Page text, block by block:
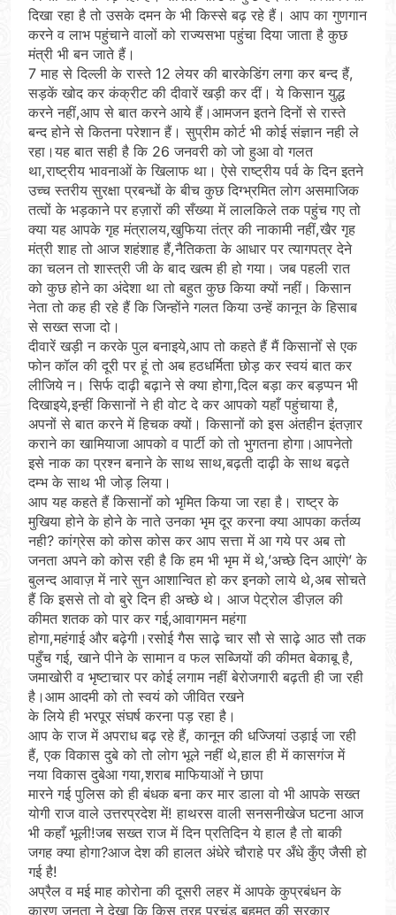
दिखा रहा है तो उसके दमन के भी किस्से बढ़ रहे हैं। आप का गुणगान
करने व लाभ पहुंचाने वालों को राज्यसभा पहुंचा दिया जाता है कुछ
मंत्री भी बन जाते हैं।
7 माह से दिल्ली के रास्ते 12 लेयर की बारकेडिंग लगा कर बन्द हैं,
सड़कें खोद कर कंक्रीट की दीवारें खड़ी कर दीं। ये किसान युद्ध
करने नहीं,आप से बात करने आये हैं।आमजन इतने दिनों से रास्ते
बन्द होने से कितना परेशान हैं। सुप्रीम कोर्ट भी कोई संज्ञान नही ले
रहा।यह बात सही है कि 26 जनवरी को जो हुआ वो गलत
था,राष्ट्रीय भावनाओं के खिलाफ था। ऐसे राष्ट्रीय पर्व के दिन इतने
उच्च स्तरीय सुरक्षा प्रबन्धों के बीच कुछ दिग्भ्रमित लोग असमाजिक
तत्वों के भड़काने पर हज़ारों की सँख्या में लालकिले तक पहुंच गए तो
क्या यह आपके गृह मंत्रालय,खुफिया तंत्र की नाकामी नहीं,खैर गृह
मंत्री शाह तो आज शहंशाह हैं,नैतिकता के आधार पर त्यागपत्र देने
का चलन तो शास्त्री जी के बाद खत्म ही हो गया। जब पहली रात
को कुछ होने का अंदेशा था तो बहुत कुछ किया क्यों नहीं। किसान
नेता तो कह ही रहे हैं कि जिन्होंने गलत किया उन्हें कानून के हिसाब
से सख्त सजा दो।
दीवारें खड़ी न करके पुल बनाइये,आप तो कहते हैं मैं किसानोँ से एक
फोन कॉल की दूरी पर हूं तो अब हठधर्मिता छोड़ कर स्वयं बात कर
लीजिये न। सिर्फ दाढ़ी बढ़ाने से क्या होगा,दिल बड़ा कर बड़प्पन भी
दिखाइये,इन्हीं किसानों ने ही वोट दे कर आपको यहाँ पहुंचाया है,
अपनों से बात करने में हिचक क्यों। किसानों को इस अंतहीन इंतज़ार
कराने का खामियाजा आपको व पार्टी को तो भुगतना होगा।आपनेतो
इसे नाक का प्रश्न बनाने के साथ साथ,बढ़ती दाढ़ी के साथ बढ़ते
दम्भ के साथ भी जोड़ लिया।
आप यह कहते हैं किसानोँ को भृमित किया जा रहा है। राष्ट्र के
मुखिया होने के होने के नाते उनका भृम दूर करना क्या आपका कर्तव्य
नही? कांग्रेस को कोस कोस कर आप सत्ता में आ गये पर अब तो
जनता अपने को कोस रही है कि हम भी भृम में थे,’अच्छे दिन आएंगे’ के
बुलन्द आवाज़ में नारे सुन आशान्वित हो कर इनको लाये थे,अब सोचते
हैं कि इससे तो वो बुरे दिन ही अच्छे थे। आज पेट्रोल डीज़ल की
कीमत शतक को पार कर गई,आवागमन महंगा
होगा,महंगाई और बढ़ेगी।रसोई गैस साढ़े चार सौ से साढ़े आठ सौ तक
पहुँच गई, खाने पीने के सामान व फल सब्जियों की कीमत बेकाबू है,
जमाखोरी व भृष्टाचार पर कोई लगाम नहीं बेरोजगारी बढ़ती ही जा रही
है।आम आदमी को तो स्वयं को जीवित रखने
के लिये ही भरपूर संघर्ष करना पड़ रहा है।
आप के राज में अपराध बढ़ रहे हैं, कानून की धज्जियां उड़ाई जा रही
हैं, एक विकास दुबे को तो लोग भूले नहीं थे,हाल ही में कासगंज में
नया विकास दुबेआ गया,शराब माफियाओं ने छापा
मारने गई पुलिस को ही बंधक बना कर मार डाला वो भी आपके सख्त
योगी राज वाले उत्तरप्रदेश में! हाथरस वाली सनसनीखेज घटना आज
भी कहाँ भूली!जब सख्त राज में दिन प्रतिदिन ये हाल है तो बाकी
जगह क्या होगा?आज देश की हालत अंधेरे चौराहे पर अँधे कुँए जैसी हो
गई है!
अप्रैल व मई माह कोरोना की दूसरी लहर में आपके कुप्रबंधन के
कारण जनता ने देखा कि किस तरह प्रचंड बहुमत की सरकार